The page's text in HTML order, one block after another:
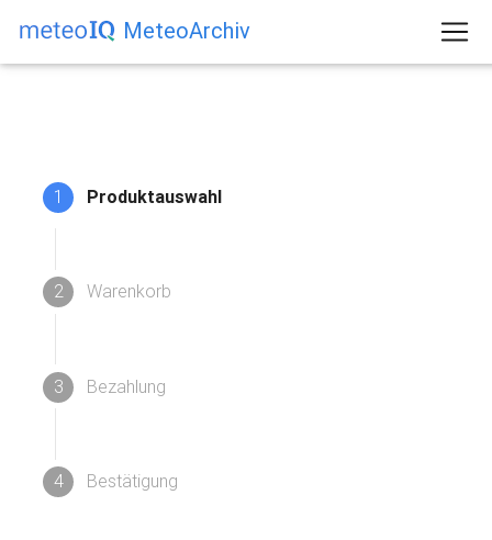
MeteoArchiv
1 Produktauswahl
2 Warenkorb
3 Bezahlung
4 Bestätigung